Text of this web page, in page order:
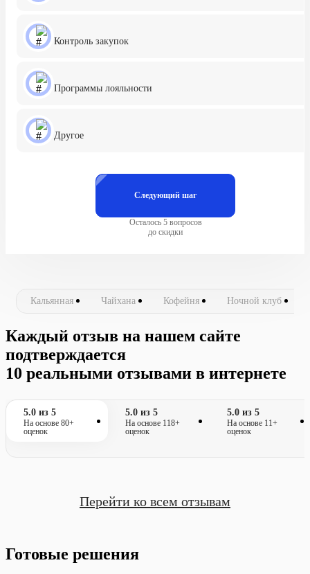
Контроль закупок
Программы лояльности
Другое
Следующий шаг
Осталось 5 вопросов
до скидки
Кальянная Чайхана Кофейня Ночной клуб
Каждый отзыв на нашем сайте
подтверждается
10 реальными отзывами в интернете
5.0 из 5
На основе 80+
оценок
5.0 из 5
На основе 118+
оценок
5.0 из 5
На основе 11+
оценок
Перейти ко всем отзывам
Готовые решения